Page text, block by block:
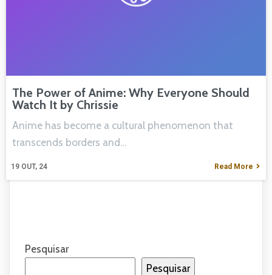
The Power of Anime: Why Everyone Should
Watch It by Chrissie
19 OUT, 24
Anime has become a cultural phenomenon that
transcends borders and…
Read More
Pesquisar
Pesquisar